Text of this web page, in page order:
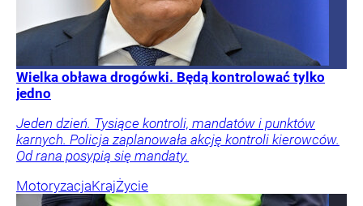
Wielka obława drogówki. Będą kontrolować tylko
jedno
Jeden dzień. Tysiące kontroli, mandatów i punktów
karnych. Policja zaplanowała akcję kontroli kierowców.
Od rana posypią się mandaty.
MotoryzacjaKrajŻycie